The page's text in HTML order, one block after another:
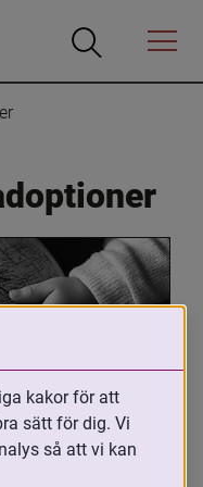
Öppna
Öppna
Menyn
med
kakor för att
sätt för dig. Vi
så att vi kan